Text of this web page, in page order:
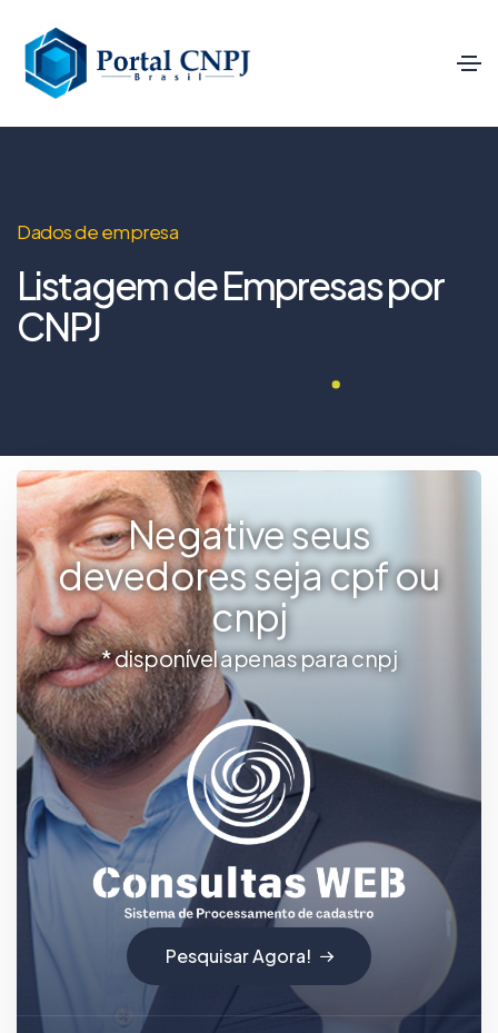
Dados de empresa
Listagem de Empresas por
CNPJ
Negative seus
devedores seja cpf ou
cnpj
* disponível apenas para cnpj
Pesquisar Agora!